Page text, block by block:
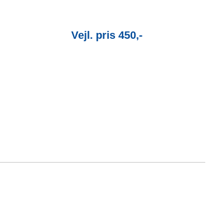
Vejl. pris 450,-